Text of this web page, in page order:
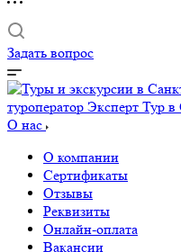
Задать вопрос
О нас
О компании
Сертификаты
Отзывы
Реквизиты
Онлайн-оплата
Вакансии